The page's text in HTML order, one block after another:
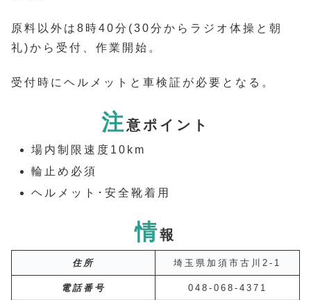
原料以外は8時40分(30分からラジオ体操と朝
礼)から受付、作業開始。
受付時にヘルメットと車検証が必要となる。
注 意ポイント
場内制限速度10km
輪止め必須
ヘルメット･安全靴着用
情報
住所 埼玉県加須市古川2-1
電話番号 048-068-4371